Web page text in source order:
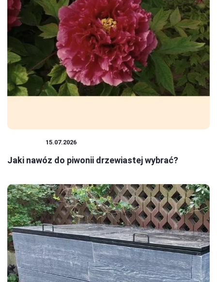
15.07.2026
Jaki nawóz do piwonii drzewiastej wybrać?